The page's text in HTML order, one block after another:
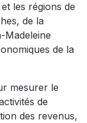
les régions de
de la
Madeleine
de la
mesurer le
de
des revenus,